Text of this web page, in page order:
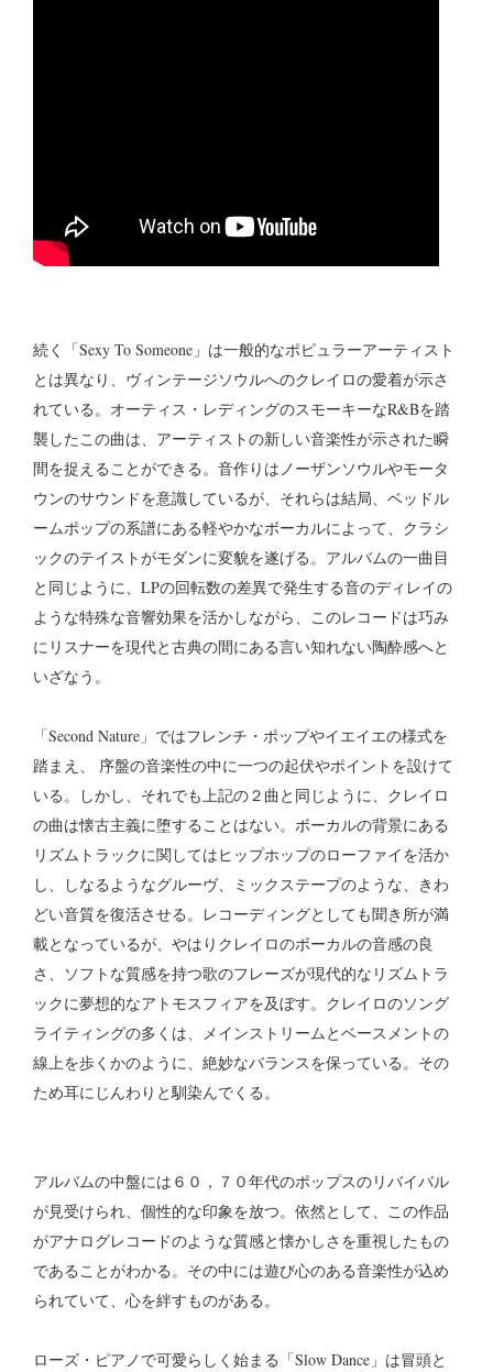
続く「Sexy To Someone」は一般的なポピュラーアーティスト
とは異なり、ヴィンテージソウルへのクレイロの愛着が示さ
れている。オーティス・レディングのスモーキーなR&Bを踏
襲したこの曲は、アーティストの新しい音楽性が示された瞬
間を捉えることができる。音作りはノーザンソウルやモータ
ウンのサウンドを意識しているが、それらは結局、ベッドル
ームポップの系譜にある軽やかなボーカルによって、クラシ
ックのテイストがモダンに変貌を遂げる。アルバムの一曲目
と同じように、LPの回転数の差異で発生する音のディレイの
ような特殊な音響効果を活かしながら、このレコードは巧み
にリスナーを現代と古典の間にある言い知れない陶酔感へと
いざなう。
「Second Nature」ではフレンチ・ポップやイエイエの様式を
踏まえ、 序盤の音楽性の中に一つの起伏やポイントを設けて
いる。しかし、それでも上記の２曲と同じように、クレイロ
の曲は懐古主義に堕することはない。ボーカルの背景にある
リズムトラックに関してはヒップホップのローファイを活か
し、しなるようなグルーヴ、ミックステープのような、きわ
どい音質を復活させる。レコーディングとしても聞き所が満
載となっているが、やはりクレイロのボーカルの音感の良
さ、ソフトな質感を持つ歌のフレーズが現代的なリズムトラ
ックに夢想的なアトモスフィアを及ぼす。クレイロのソング
ライティングの多くは、メインストリームとベースメントの
線上を歩くかのように、絶妙なバランスを保っている。その
ため耳にじんわりと馴染んでくる。
アルバムの中盤には６０，７０年代のポップスのリバイバル
が見受けられ、個性的な印象を放つ。依然として、この作品
がアナログレコードのような質感と懐かしさを重視したもの
であることがわかる。その中には遊び心のある音楽性が込め
られていて、心を絆すものがある。
ローズ・ピアノで可愛らしく始まる「Slow Dance」は冒頭と